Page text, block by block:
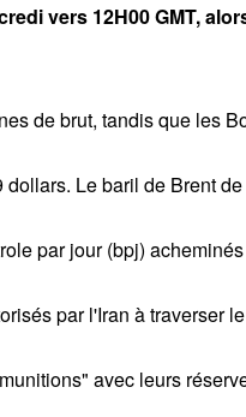
vers 12H00 GMT,
de brut, tandis que les
Le baril de Brent
par jour (bpj)
par l'Iran à traverser
avec leurs